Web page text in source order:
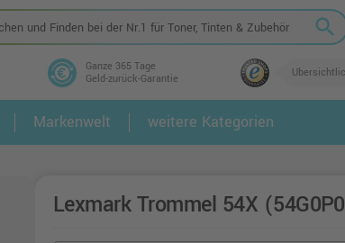
search
Ganze 365 Tage
Geld-zurück-Garantie
2.
Markenwelt weitere Kategorien
Lexmark Trommel 54X